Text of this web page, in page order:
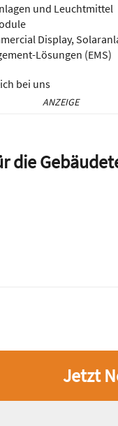
und Leuchtmittel
Display,
Lösungen (EMS)
bei uns
ANZEIGE
die
Jetzt